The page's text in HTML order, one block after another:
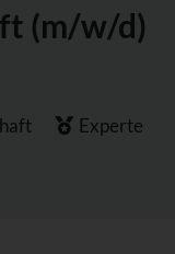
(m/w/d)
Experte